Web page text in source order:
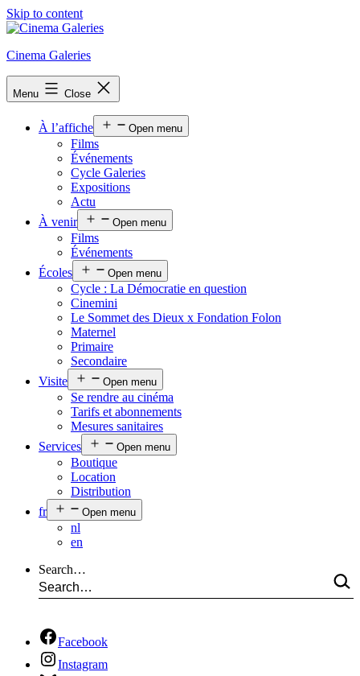
Skip to content
Cinema Galeries
Menu Close
À l’affiche Open menu
Films
Événements
Cycle Galeries
Expositions
Actu
À venir
Open menu
Films
Événements
Écoles
Open menu
Cycle : La Démocratie en question
Cinemini
Le Sommet des Dieux x Fondation Folon
Maternel
Primaire
Secondaire
Visite
Open menu
Se rendre au cinéma
Tarifs et abonnements
Mesures sanitaires
Services
Open menu
Boutique
Location
Distribution
fr
Open menu
nl
en
Search…
Facebook
Instagram